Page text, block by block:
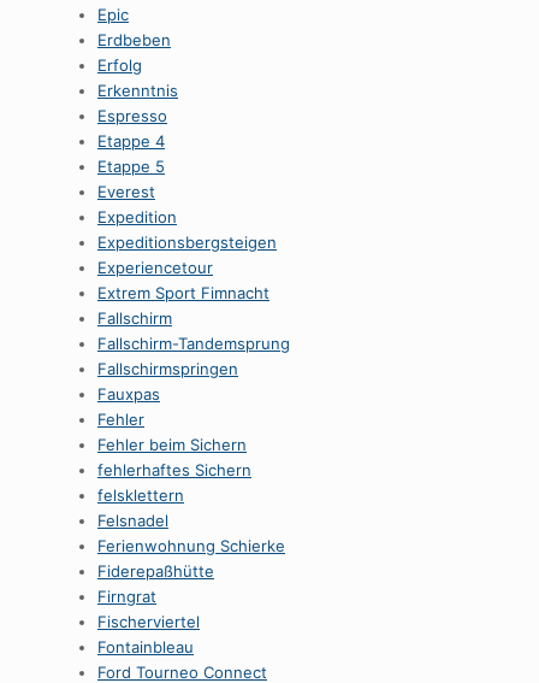
Epic
Erdbeben
Erfolg
Erkenntnis
Espresso
Etappe 4
Etappe 5
Everest
Expedition
Expeditionsbergsteigen
Experiencetour
Extrem Sport Fimnacht
Fallschirm
Fallschirm-Tandemsprung
Fallschirmspringen
Fauxpas
Fehler
Fehler beim Sichern
fehlerhaftes Sichern
felsklettern
Felsnadel
Ferienwohnung Schierke
Fiderepaßhütte
Firngrat
Fischerviertel
Fontainbleau
Ford Tourneo Connect